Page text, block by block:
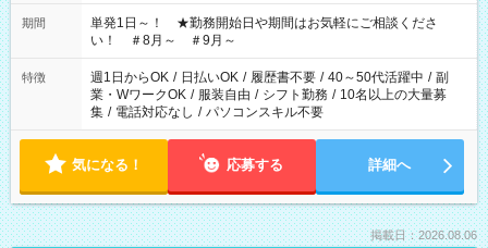
ださい！
期間
単発1日～！ ★勤務開始日や期間はお気軽にご相談くださ
い！ ＃8月～ ＃9月～
特徴 週1日からOK / 日払いOK / 履歴書不要 / 40～50代活躍中 / 副
業・WワークOK / 服装自由 / シフト勤務 / 10名以上の大量募
集 / 電話対応なし / パソコンスキル不要
気になる！ 応募する 詳細へ
掲載日：2026.08.06